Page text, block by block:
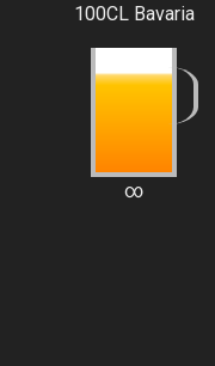
100CL Bavaria
∞